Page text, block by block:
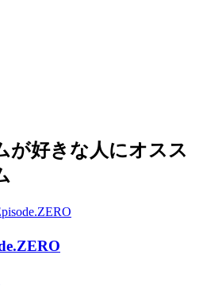
が好きな人にオスス